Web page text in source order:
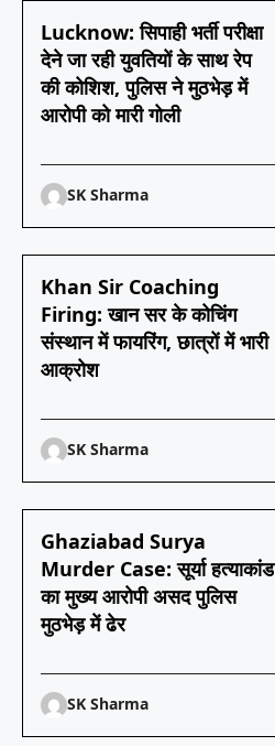
Lucknow: सिपाही भर्ती परीक्षा
देने जा रही युवतियों के साथ रेप
की कोशिश, पुलिस ने मुठभेड़ में
आरोपी को मारी गोली
SK Sharma
Khan Sir Coaching
Firing: खान सर के कोचिंग
संस्थान में फायरिंग, छात्रों में भारी
आक्रोश
SK Sharma
Ghaziabad Surya
Murder Case: सूर्या हत्याकांड
का मुख्य आरोपी असद पुलिस
मुठभेड़ में ढेर
SK Sharma